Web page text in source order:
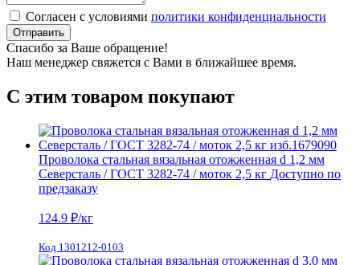
Согласен с условиями политики конфиденциальности
Отправить
Спасибо за Ваше обращение!
Наш менеджер свяжется с Вами в ближайшее время.
С этим товаром покупают
Проволока стальная вязальная отожженная d 1,2 мм
Северсталь / ГОСТ 3282-74 / моток 2,5 кг Доступно по
предзаказу
124.9 ₽/кг
Код 1301212-0103